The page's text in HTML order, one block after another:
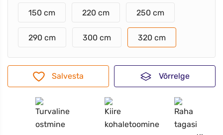
150 cm 220 cm 250 cm
290 cm 300 cm 320 cm
Salvesta Võrrelge